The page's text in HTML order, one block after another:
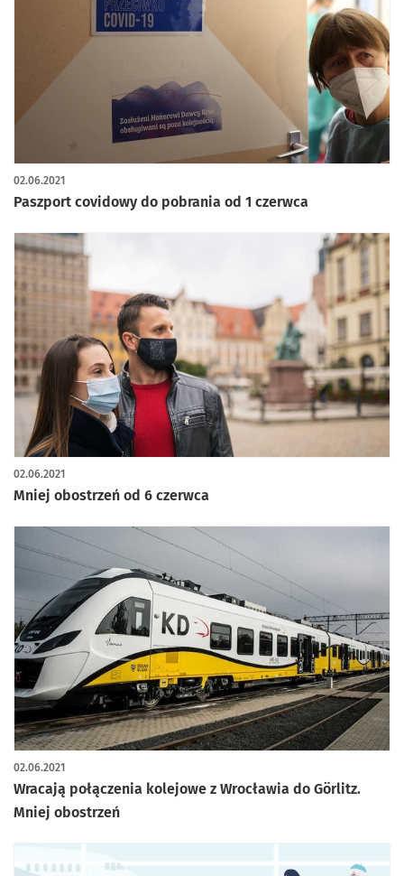
Paszport covidowy do pobrania od 1 czerwca
02.06.2021
Mniej obostrzeń od 6 czerwca
02.06.2021
Wracają połączenia kolejowe z Wrocławia do Görlitz.
Mniej obostrzeń
02.06.2021